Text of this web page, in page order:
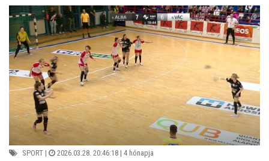
SPORT | 2026.03.28. 20:46:18 | 4 hónapja